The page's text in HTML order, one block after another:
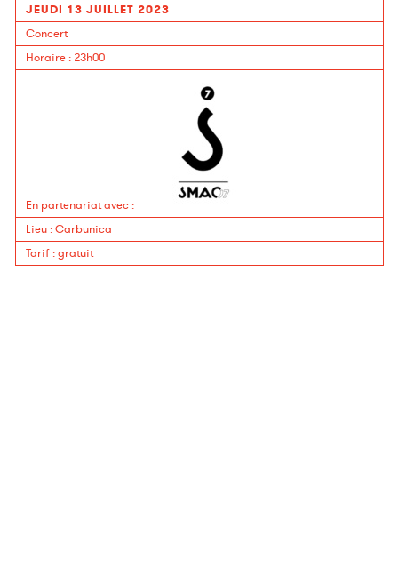
JEUDI 13 JUILLET 2023
Concert
Horaire: 23h00
En partenariat avec :
Lieu:Carbunica
Tarif:gratuit